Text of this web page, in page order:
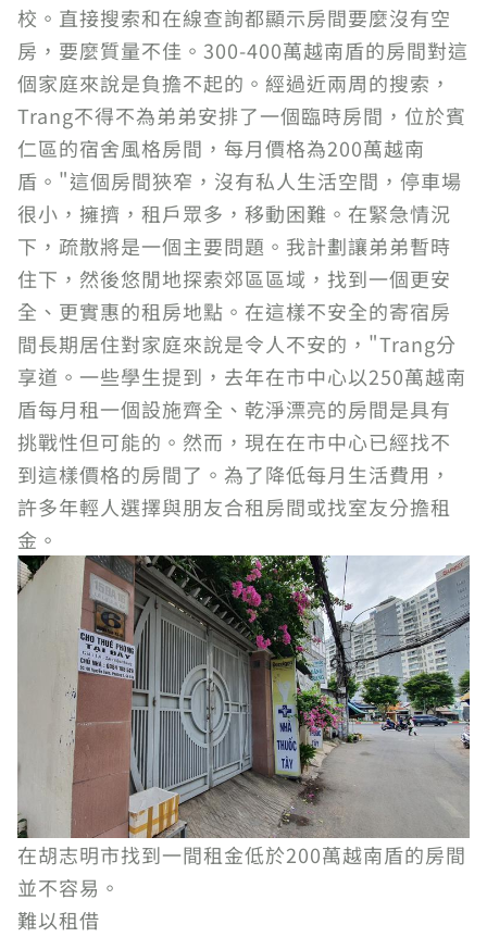
校。直接搜索和在線查詢都顯示房間要麼沒有空
房，要麼質量不佳。300-400萬越南盾的房間對這
個家庭來說是負擔不起的。經過近兩周的搜索，
Trang不得不為弟弟安排了一個臨時房間，位於賓
仁區的宿舍風格房間，每月價格為200萬越南
盾。"這個房間狹窄，沒有私人生活空間，停車場
很小，擁擠，租戶眾多，移動困難。在緊急情況
下，疏散將是一個主要問題。我計劃讓弟弟暫時
住下，然後悠閒地探索郊區區域，找到一個更安
全、更實惠的租房地點。在這樣不安全的寄宿房
間長期居住對家庭來說是令人不安的，"Trang分
享道。一些學生提到，去年在市中心以250萬越南
盾每月租一個設施齊全、乾淨漂亮的房間是具有
挑戰性但可能的。然而，現在在市中心已經找不
到這樣價格的房間了。為了降低每月生活費用，
許多年輕人選擇與朋友合租房間或找室友分擔租
金。
在胡志明市找到一間租金低於200萬越南盾的房間
並不容易。
難以租借